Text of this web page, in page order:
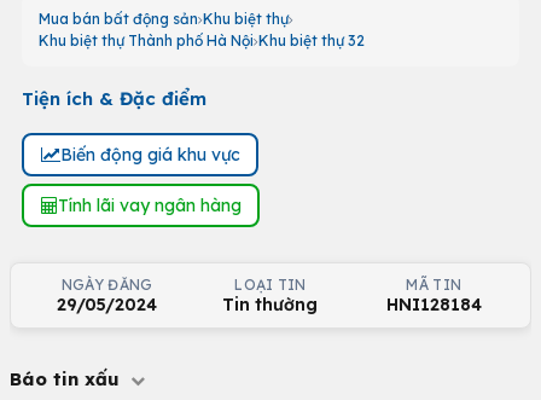
Mua bán bất động sản Khu biệt thự
Khu biệt thự Thành phố Hà Nội Khu biệt thự 32
Tiện ích & Đặc điểm
Biến động giá khu vực
Tính lãi vay ngân hàng
NGÀY ĐĂNG
29/05/2024
LOẠI TIN
Tin thường
MÃ TIN
HNI128184
Báo tin xấu